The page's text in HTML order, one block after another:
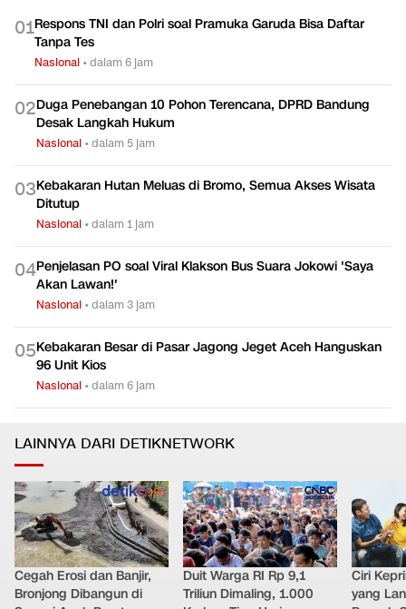
01Respons TNI dan Polri soal Pramuka Garuda Bisa Daftar
Tanpa Tes
Nasional •dalam 6 jam
02Duga Penebangan 10 Pohon Terencana, DPRD Bandung
Desak Langkah Hukum
Nasional •dalam 5 jam
03Kebakaran Hutan Meluas di Bromo, Semua Akses Wisata
Ditutup
Nasional •dalam 1 jam
04Penjelasan PO soal Viral Klakson Bus Suara Jokowi 'Saya
Akan Lawan!'
Nasional •dalam 3 jam
05Kebakaran Besar di Pasar Jagong Jeget Aceh Hanguskan
96 Unit Kios
Nasional •dalam 6 jam
LAINNYA DARI DETIKNETWORK
Cegah Erosi dan Banjir,
Bronjong Dibangun di
Duit Warga RI Rp 9,1
Triliun Dimaling, 1.000
Ciri
yang